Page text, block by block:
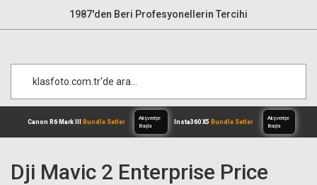
1987'den Beri Profesyonellerin Tercihi
Dji Mavic 2 Enterprise Price